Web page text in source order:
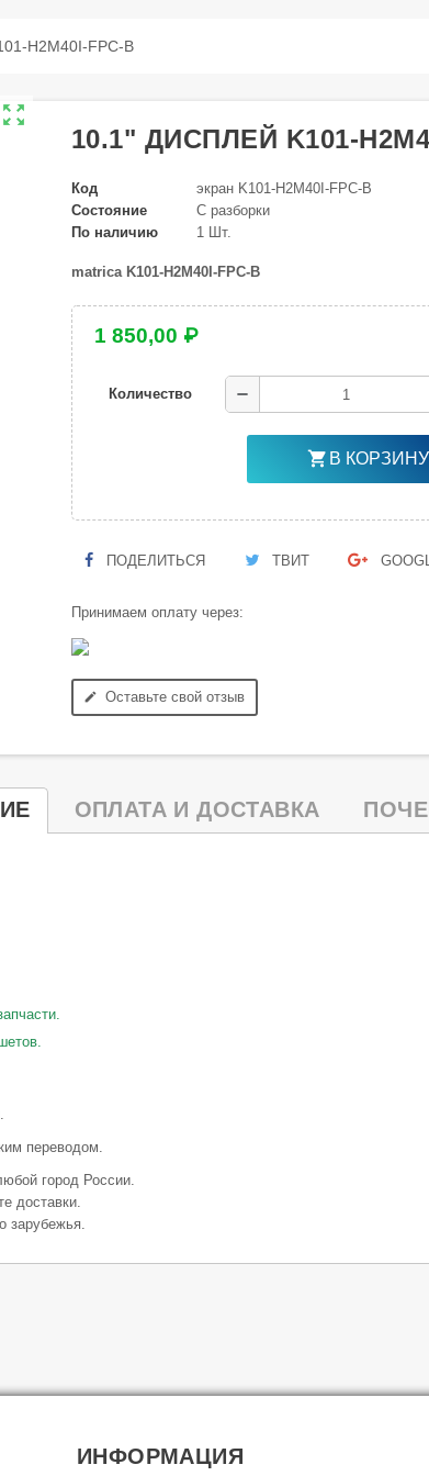
H2M40I-FPC-B
zoom_out_map
10.1" ДИСПЛЕЙ K101-
Код
экран K101-H2M40I-FPC-B
Состояние
С разборки
По наличию
1 Шт.
matrica K101-H2M40I-FPC-B
1 850,00 ₽
Количество remove
shopping_cart В КОРЗИНУ
ПОДЕЛИТЬСЯ ТВИТ
Принимаем оплату через:
edit Оставьте свой отзыв
ОПЛАТА И ДОСТАВКА
переводом.
город России.
доставки.
зарубежья.
ИНФОРМАЦИЯ